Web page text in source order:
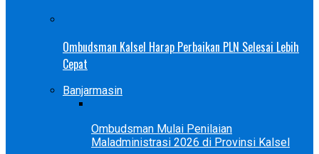
Ombudsman Kalsel Harap Perbaikan PLN Selesai Lebih
Cepat
Banjarmasin
Ombudsman Mulai Penilaian
Maladministrasi 2026 di Provinsi Kalsel